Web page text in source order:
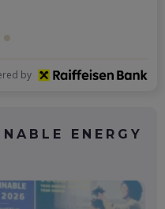
by
ENERGY